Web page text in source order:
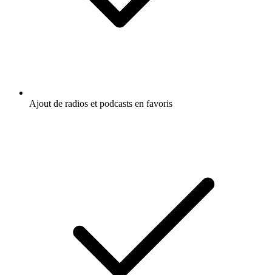
Ajout de radios et podcasts en favoris